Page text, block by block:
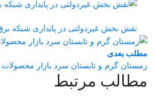
نقش‌ بخش غیردولتی در پایداری شبکه
مطلب بعدی
زمستان گرم و تابستان سرد بازار محصولات
مطالب مرتبط